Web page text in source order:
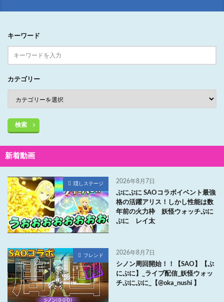
キーワード
カテゴリー
検索
新着動画
隠しステージ 2026年8月7日
ぷにぷに SAOコラボイベント最強
格の活躍アリス！しかし性能は数
年前の火力枠 妖怪ウォッチぷに
ぷに レイ太
フレンド 2026年8月7日
シノン周回開始！！【SAO】【ぷ
にぷに】_ライブ配信_妖怪ウォッ
チぷにぷに_【@oka_nushi 】